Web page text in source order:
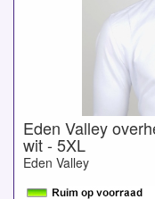
Eden Valley
wit - 5XL
Eden Valley